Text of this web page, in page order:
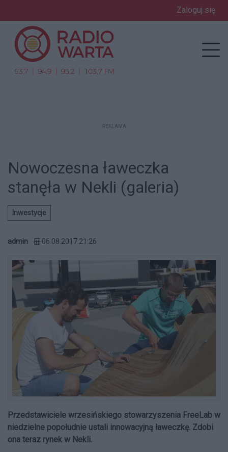
Zaloguj się
REKLAMA
Nowoczesna ławeczka
stanęła w Nekli (galeria)
Inwestycje
admin 06.08.2017 21:26
Przedstawiciele wrzesińskiego stowarzyszenia FreeLab w
niedzielne popołudnie ustali innowacyjną ławeczkę. Zdobi
ona teraz rynek w Nekli.